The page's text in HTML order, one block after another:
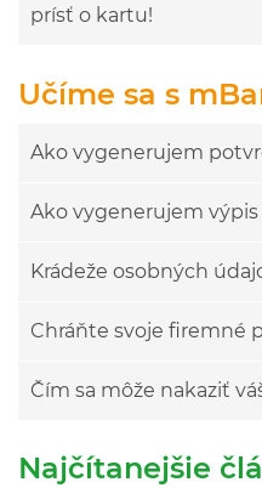
prísť o kartu!
Učíme sa s
Ako vygenerujem
Ako vygenerujem výpis
Krádeže osobných
Chráňte svoje firemné
Čím sa môže nakaziť
Najčítanejšie